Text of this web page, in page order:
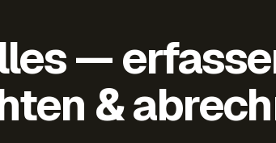
—
&